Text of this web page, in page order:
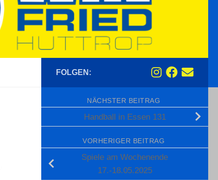
FOLGEN:
NÄCHSTER BEITRAG
Handball in Essen 131
VORHERIGER BEITRAG
Spiele am Wochenende
17.-18.05.2025